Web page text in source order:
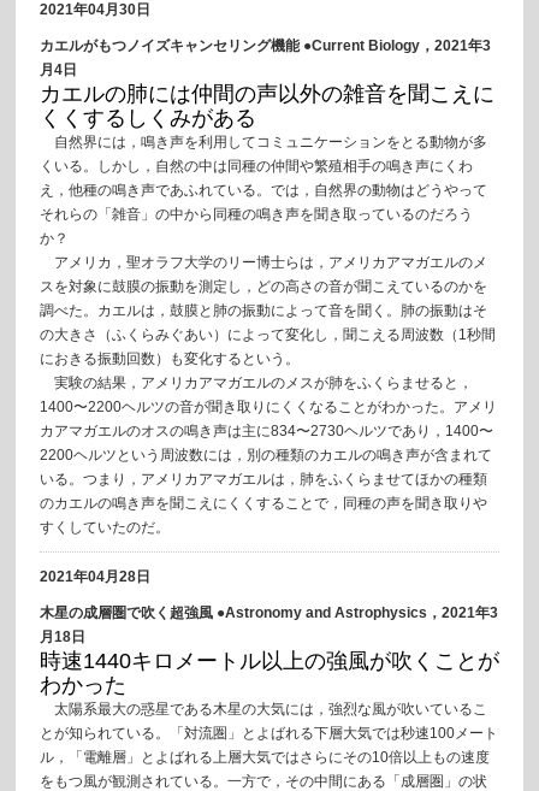
2021年04月30日
カエルがもつノイズキャンセリング機能 ●Current Biology，2021年3
月4日
カエルの肺には仲間の声以外の雑音を聞こえに
くくするしくみがある
自然界には，鳴き声を利用してコミュニケーションをとる動物が多
くいる。しかし，自然の中は同種の仲間や繁殖相手の鳴き声にくわ
え，他種の鳴き声であふれている。では，自然界の動物はどうやって
それらの「雑音」の中から同種の鳴き声を聞き取っているのだろう
か？
アメリカ，聖オラフ大学のリー博士らは，アメリカアマガエルのメ
スを対象に鼓膜の振動を測定し，どの高さの音が聞こえているのかを
調べた。カエルは，鼓膜と肺の振動によって音を聞く。肺の振動はそ
の大きさ（ふくらみぐあい）によって変化し，聞こえる周波数（1秒間
におきる振動回数）も変化するという。
実験の結果，アメリカアマガエルのメスが肺をふくらませると，
1400〜2200ヘルツの音が聞き取りにくくなることがわかった。アメリ
カアマガエルのオスの鳴き声は主に834〜2730ヘルツであり，1400〜
2200ヘルツという周波数には，別の種類のカエルの鳴き声が含まれて
いる。つまり，アメリカアマガエルは，肺をふくらませてほかの種類
のカエルの鳴き声を聞こえにくくすることで，同種の声を聞き取りや
すくしていたのだ。
2021年04月28日
木星の成層圏で吹く超強風 ●Astronomy and Astrophysics，2021年3
月18日
時速1440キロメートル以上の強風が吹くことが
わかった
太陽系最大の惑星である木星の大気には，強烈な風が吹いているこ
とが知られている。「対流圏」とよばれる下層大気では秒速100メート
ル，「電離層」とよばれる上層大気ではさらにその10倍以上もの速度
をもつ風が観測されている。一方で，その中間にある「成層圏」の状